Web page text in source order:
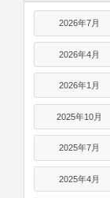
2026年7月
2026年4月
2026年1月
2025年10月
2025年7月
2025年4月